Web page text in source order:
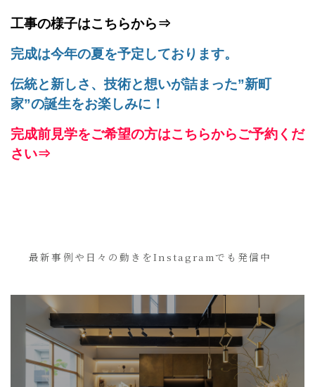
工事の様子はこちらから⇒
完成は今年の夏を予定しております。
伝統と新しさ、技術と想いが詰まった”新町
家”の誕生をお楽しみに！
完成前見学をご希望の方はこちらからご予約くだ
さい⇒
最新事例や日々の動きをInstagramでも発信中